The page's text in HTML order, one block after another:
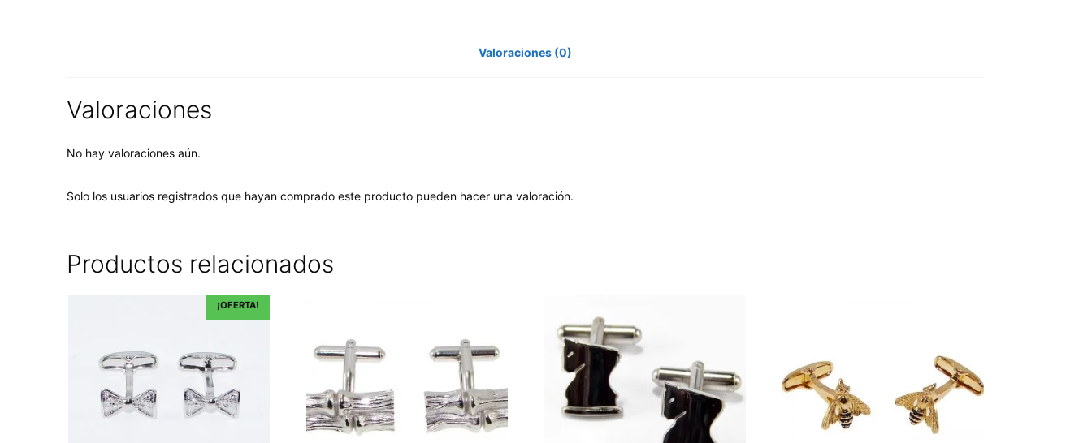
Valoraciones (0)
Valoraciones
No hay valoraciones aún.
Solo los usuarios registrados que hayan comprado este producto pueden hacer una valoración.
Productos relacionados
¡OFERTA!